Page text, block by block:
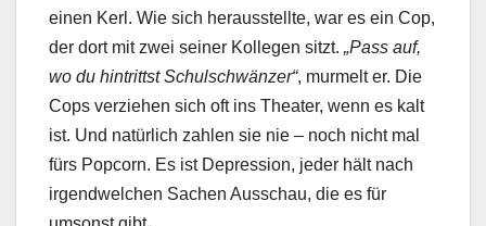
einen Kerl. Wie sich herausstellte, war es ein Cop,
der dort mit zwei seiner Kollegen sitzt. „Pass auf,
wo du hintrittst Schulschwänzer“, murmelt er. Die
Cops verziehen sich oft ins Theater, wenn es kalt
ist. Und natürlich zahlen sie nie – noch nicht mal
fürs Popcorn. Es ist Depression, jeder hält nach
irgendwelchen Sachen Ausschau, die es für